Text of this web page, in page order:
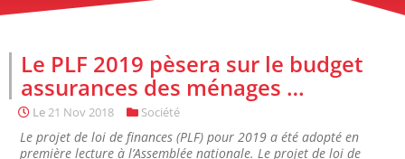
Le PLF 2019 pèsera sur le budget
assurances des ménages …
Le21 Nov 2018 Société
Le projet de loi de finances (PLF) pour 2019 a été adopté en
première lecture à l’Assemblée nationale. Le projet de loi de